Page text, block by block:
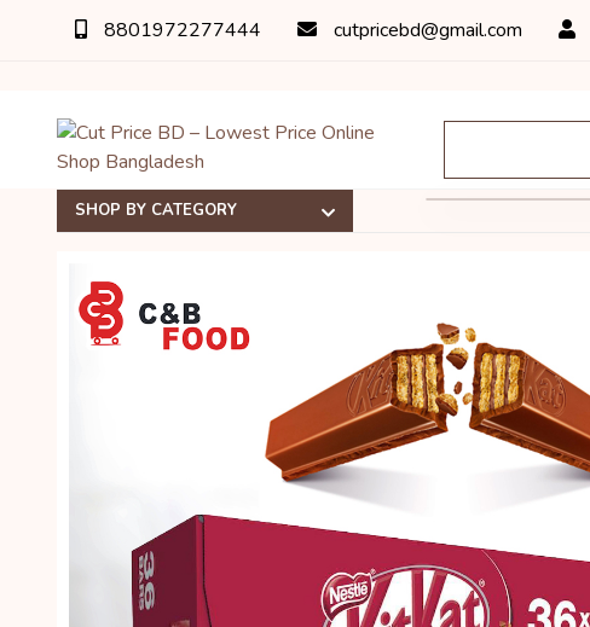
8801972277444 cutpricebd@gmail.com
SHOP BY CATEGORY